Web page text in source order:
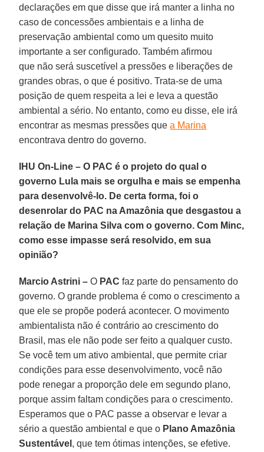
declarações em que disse que irá manter a linha no
caso de concessões ambientais e a linha de
preservação ambiental como um quesito muito
importante a ser configurado. Também afirmou
que não será suscetível a pressões e liberações de
grandes obras, o que é positivo. Trata-se de uma
posição de quem respeita a lei e leva a questão
ambiental a sério. No entanto, como eu disse, ele irá
encontrar as mesmas pressões quea Marina
encontrava dentro do governo.
IHU On-Line – O PAC é o projeto do qual o
governo Lula mais se orgulha e mais se empenha
para desenvolvê-lo. De certa forma, foi o
desenrolar do PAC na Amazônia que desgastou a
relação de Marina Silva com o governo. Com Minc,
como esse impasse será resolvido, em sua
opinião?
Marcio Astrini – O PAC faz parte do pensamento do
governo. O grande problema é como o crescimento a
que ele se propõe poderá acontecer. O movimento
ambientalista não é contrário ao crescimento do
Brasil, mas ele não pode ser feito a qualquer custo.
Se você tem um ativo ambiental, que permite criar
condições para esse desenvolvimento, você não
pode renegar a proporção dele em segundo plano,
porque assim faltam condições para o crescimento.
Esperamos que o PAC passe a observar e levar a
sério a questão ambiental e que o Plano Amazônia
Sustentável , que tem ótimas intenções, se efetive.